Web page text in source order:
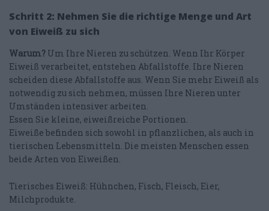
Schritt 2: Nehmen Sie die richtige Menge und Art
von Eiweiß zu sich
Warum? Um Ihre Nieren zu schützen. Wenn Ihr Körper
Eiweiß verarbeitet, entstehen Abfallstoffe. Ihre Nieren
scheiden diese Abfallstoffe aus. Wenn Sie mehr Eiweiß als
notwendig zu sich nehmen, müssen Ihre Nieren unter
Umständen intensiver arbeiten.
Essen Sie kleine, eiweißreiche Portionen.
Eiweiße befinden sich sowohl in pflanzlichen, als auch in
tierischen Lebensmitteln. Die meisten Menschen essen
beide Arten von Eiweißen.
Tierisches Eiweiß: Hühnchen, Fisch, Fleisch, Eier,
Milchprodukte.